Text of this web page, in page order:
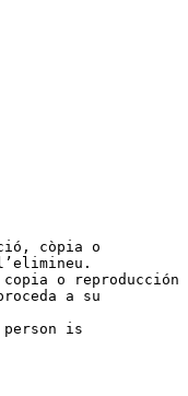
còpia o
o reproducción
a su
is